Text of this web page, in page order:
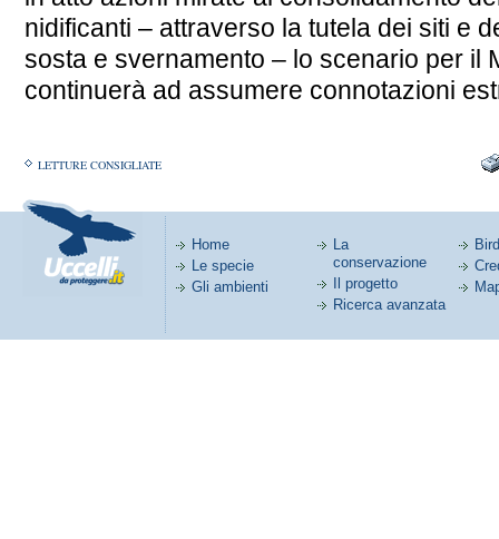
nidificanti – attraverso la tutela dei siti e
sosta e svernamento – lo scenario per il
continuerà ad assumere connotazioni
LETTURE CONSIGLIATE
Home
Le specie
Gli ambienti
La
conservazione
Il progetto
Ricerca avanzata